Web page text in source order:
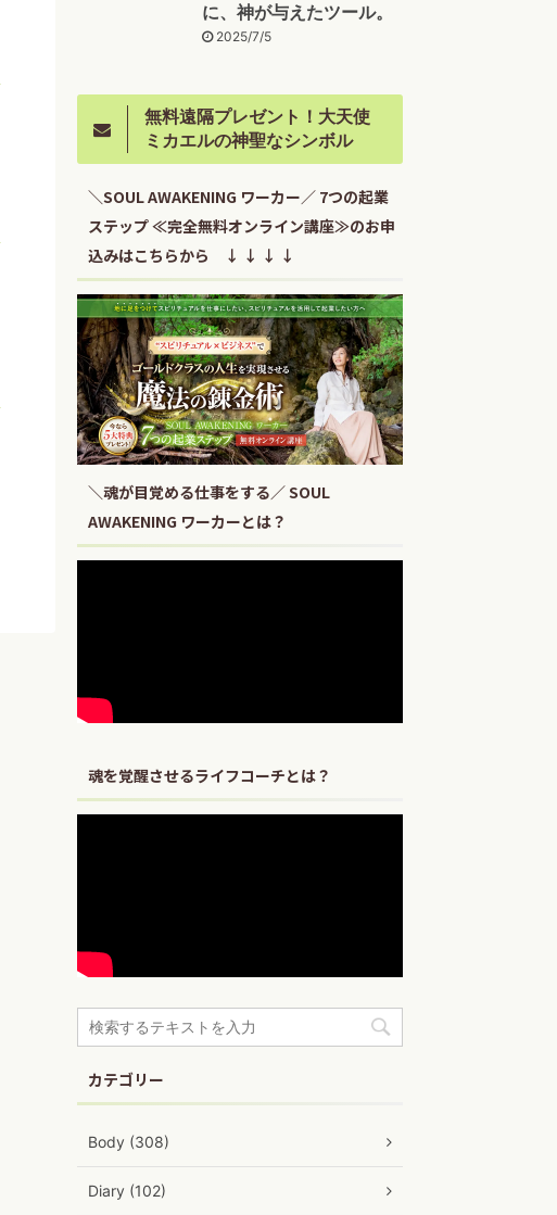
に、神が与えたツール。
2025/7/5
無料遠隔プレゼント！大天使
ミカエルの神聖なシンボル
＼SOUL AWAKENING ワーカー／ 7つの起業
ステップ ≪完全無料オンライン講座≫のお申
込みはこちらから ↓ ↓ ↓ ↓
＼魂が目覚める仕事をする／ SOUL
AWAKENING ワーカーとは？
魂を覚醒させるライフコーチとは？
カテゴリー
Body (308)
Diary (102)